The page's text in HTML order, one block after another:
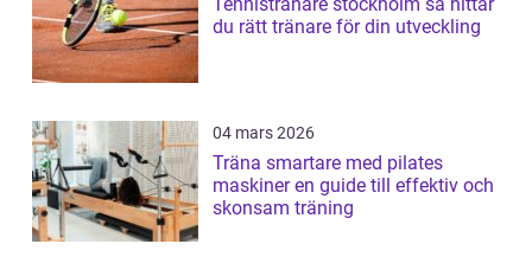
du rätt tränare för din utveckling
04 mars 2026
Träna smartare med pilates
maskiner en guide till effektiv och
skonsam träning